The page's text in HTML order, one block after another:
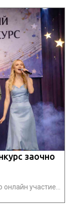
заочно
участие...